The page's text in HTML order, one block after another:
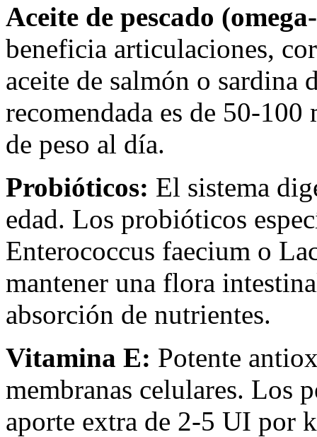
Aceite de pescado
beneficia articulaciones,
aceite de salmón o sardina
recomendada es de 50-
de peso al día.
Probióticos: El sistema
edad. Los probióticos
Enterococcus faecium o
mantener una flora
absorción de nutrientes.
Vitamina E: Potente
membranas celulares. Los
aporte extra de 2-5 UI por